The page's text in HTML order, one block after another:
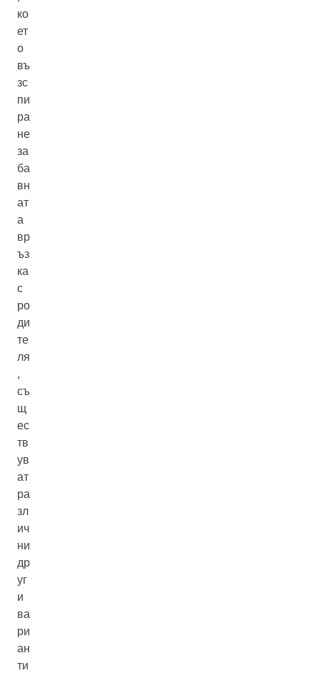
ко
ет
о
въ
зс
пи
ра
не
за
ба
вн
ат
а
вр
ъз
ка
с
ро
ди
те
ля
,
съ
щ
ес
тв
ув
ат
ра
зл
ич
ни
др
уг
и
ва
ри
ан
ти